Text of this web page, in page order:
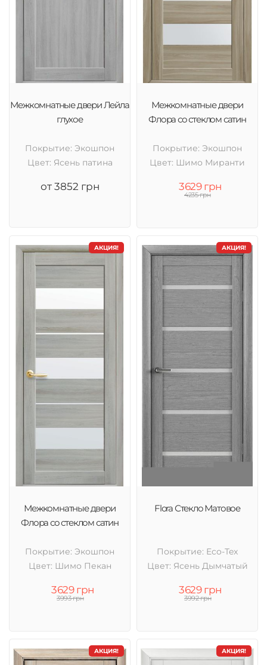
Межкомнатные двери Лейла
глухое
Покрытие: Экошпон
Цвет: Ясень патина
от 3852 грн
Межкомнатные двери
Флора со стеклом сатин
Покрытие: Экошпон
Цвет: Шимо Миранти
3629 грн
4235 грн
АКЦИЯ!
Межкомнатные двери
Флора со стеклом сатин
Покрытие: Экошпон
Цвет: Шимо Пекан
3629 грн
3993 грн
АКЦИЯ!
Flora Стекло Матовое
Покрытие: Eco-Tex
Цвет: Ясень Дымчатый
3629 грн
3992 грн
АКЦИЯ! АКЦИЯ!